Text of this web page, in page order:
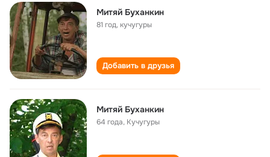
Митяй Буханкин
81 год,кучугуры
Добавить в друзья
Митяй Буханкин
64 года, Кучугуры